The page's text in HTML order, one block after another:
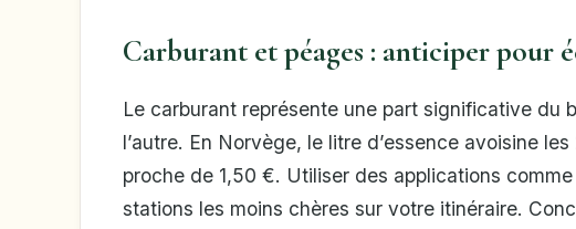
Carburant et péages : anticiper pour
Le carburant représente une part significative du
l’autre. En Norvège, le litre d’essence avoisine
proche de 1,50 €. Utiliser des applications
stations les moins chères sur votre itinéraire.